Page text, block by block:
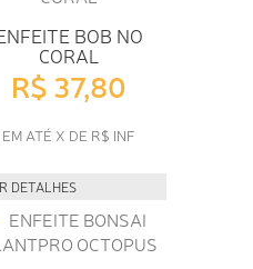
BOB NO
CORAL
R$ 37,80
EM ATÉ X DE R$ INF
DETALHES